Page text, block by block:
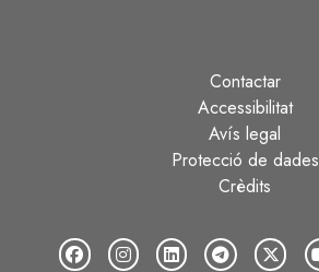
Contactar
Accessibilitat
Avís legal
Protecció de dades
Crèdits